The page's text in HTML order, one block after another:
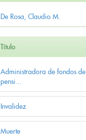
De Rosa, Claudio M.
Título
Administradora de fondos de
pensi...
Invalidez
Muerte